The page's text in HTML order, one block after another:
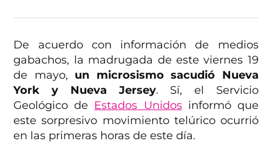
De acuerdo con información de medios
gabachos, la madrugada de este viernes 19
de mayo, un microsismo sacudió Nueva
York y Nueva Jersey. Sí, el Servicio
Geológico de Estados Unidosinformó que
este sorpresivo movimiento telúrico ocurrió
en las primeras horas de este día.